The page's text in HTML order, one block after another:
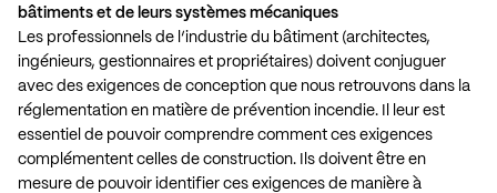
bâtiments et de leurs systèmes mécaniques
Les professionnels de l’industrie du bâtiment (architectes,
ingénieurs, gestionnaires et propriétaires) doivent conjuguer
avec des exigences de conception que nous retrouvons dans la
réglementation en matière de prévention incendie. Il leur est
essentiel de pouvoir comprendre comment ces exigences
complémentent celles de construction. Ils doivent être en
mesure de pouvoir identifier ces exigences de manière à